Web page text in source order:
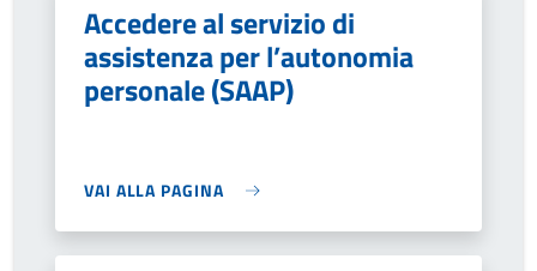
Accedere al servizio di
assistenza per l’autonomia
personale (SAAP)
VAI ALLA PAGINA